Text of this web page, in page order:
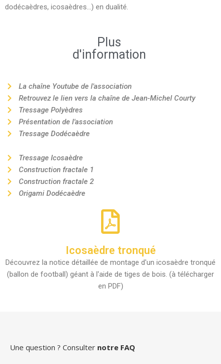
dodécaèdres, icosaèdres…) en dualité.
Plus
d'information
La chaîne Youtube de l'association
Retrouvez le lien vers la chaîne de Jean-Michel Courty
Tressage Polyèdres
Présentation de l'association
Tressage Dodécaèdre
Tressage Icosaèdre
Construction fractale 1
Construction fractale 2
Origami Dodécaèdre
Icosaèdre tronqué
Découvrez la notice détaillée de montage d'un icosaèdre tronqué
(ballon de football) géant à l'aide de tiges de bois. (à télécharger
en PDF)
Une question ? Consulter notre FAQ